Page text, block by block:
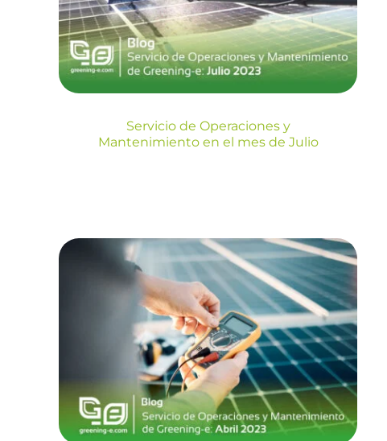
mes de Julio
Blog
Servicio de Operaciones y
Mantenimiento en el mes de Julio
Servicio de
Operaciones y
Mantenimiento en el
mes de Abril
Blog